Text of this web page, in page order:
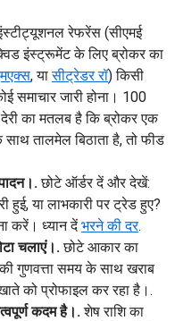
रेफरेंस (सीएमई
इंस्ट्रूमेंट के लिए ब्रोकर का
, यासीट्रेडर रॉ) किसी
समाचार जारी होना। 100
का मतलब है कि ब्रोकर एक
साथ तालमेल बिठाता है, तो फीड
छोटे ऑर्डर दें और देखें:
हुई, या लाभकारी पर ट्रेड हुए?
करें। ध्यान देंभरने की दर.
चलाएं।.छोटे आकार का
गुणवत्ता समय के साथ खराब
को प्रोफाइल कर रहा है।.
कदम है।.शेष राशि का